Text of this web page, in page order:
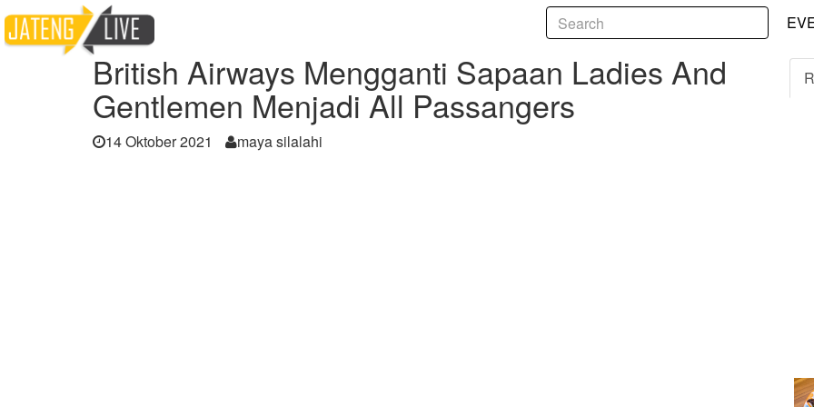
Home British Airways Mengganti Sapaan Ladies And Gentlemen Menjadi All Passangers
British Airways Mengganti Sapaan Ladies And
Gentlemen Menjadi All Passangers
14 Oktober 2021 maya silalahi